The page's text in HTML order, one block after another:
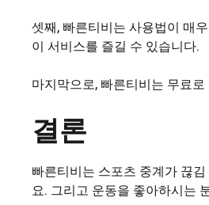
셋째, 빠른티비는 사용법이 매
이 서비스를 즐길 수 있습니다.
마지막으로, 빠른티비는 무료
결론
빠른티비는 스포츠 중계가 끊
요. 그리고 운동을 좋아하시는